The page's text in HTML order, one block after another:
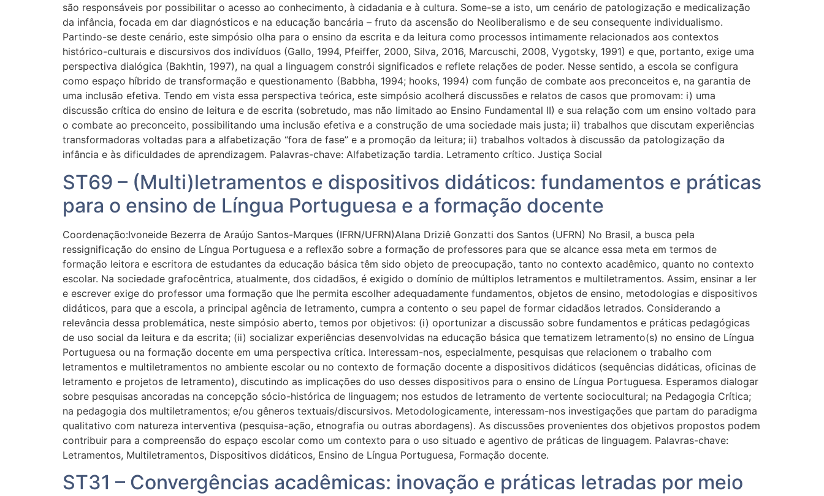
são responsáveis por possibilitar o acesso ao conhecimento, à cidadania e à cultura. Some-se a isto, um cenário de patologização e medicalização
da infância, focada em dar diagnósticos e na educação bancária – fruto da ascensão do Neoliberalismo e de seu consequente individualismo.
Partindo-se deste cenário, este simpósio olha para o ensino da escrita e da leitura como processos intimamente relacionados aos contextos
histórico-culturais e discursivos dos indivíduos (Gallo, 1994, Pfeiffer, 2000, Silva, 2016, Marcuschi, 2008, Vygotsky, 1991) e que, portanto, exige uma
perspectiva dialógica (Bakhtin, 1997), na qual a linguagem constrói significados e reflete relações de poder. Nesse sentido, a escola se configura
como espaço híbrido de transformação e questionamento (Babbha, 1994; hooks, 1994) com função de combate aos preconceitos e, na garantia de
uma inclusão efetiva. Tendo em vista essa perspectiva teórica, este simpósio acolherá discussões e relatos de casos que promovam: i) uma
discussão crítica do ensino de leitura e de escrita (sobretudo, mas não limitado ao Ensino Fundamental II) e sua relação com um ensino voltado para
o combate ao preconceito, possibilitando uma inclusão efetiva e a construção de uma sociedade mais justa; ii) trabalhos que discutam experiências
transformadoras voltadas para a alfabetização “fora de fase” e a promoção da leitura; ii) trabalhos voltados à discussão da patologização da
infância e às dificuldades de aprendizagem. Palavras-chave: Alfabetização tardia. Letramento crítico. Justiça Social
ST69 – (Multi)letramentos e dispositivos didáticos: fundamentos e práticas
para o ensino de Língua Portuguesa e a formação docente
Coordenação:Ivoneide Bezerra de Araújo Santos-Marques (IFRN/UFRN)Alana Driziê Gonzatti dos Santos (UFRN) No Brasil, a busca pela
ressignificação do ensino de Língua Portuguesa e a reflexão sobre a formação de professores para que se alcance essa meta em termos de
formação leitora e escritora de estudantes da educação básica têm sido objeto de preocupação, tanto no contexto acadêmico, quanto no contexto
escolar. Na sociedade grafocêntrica, atualmente, dos cidadãos, é exigido o domínio de múltiplos letramentos e multiletramentos. Assim, ensinar a ler
e escrever exige do professor uma formação que lhe permita escolher adequadamente fundamentos, objetos de ensino, metodologias e dispositivos
didáticos, para que a escola, a principal agência de letramento, cumpra a contento o seu papel de formar cidadãos letrados. Considerando a
relevância dessa problemática, neste simpósio aberto, temos por objetivos: (i) oportunizar a discussão sobre fundamentos e práticas pedagógicas
de uso social da leitura e da escrita; (ii) socializar experiências desenvolvidas na educação básica que tematizem letramento(s) no ensino de Língua
Portuguesa ou na formação docente em uma perspectiva crítica. Interessam-nos, especialmente, pesquisas que relacionem o trabalho com
letramentos e multiletramentos no ambiente escolar ou no contexto de formação docente a dispositivos didáticos (sequências didáticas, oficinas de
letramento e projetos de letramento), discutindo as implicações do uso desses dispositivos para o ensino de Língua Portuguesa. Esperamos dialogar
sobre pesquisas ancoradas na concepção sócio-histórica de linguagem; nos estudos de letramento de vertente sociocultural; na Pedagogia Crítica;
na pedagogia dos multiletramentos; e/ou gêneros textuais/discursivos. Metodologicamente, interessam-nos investigações que partam do paradigma
qualitativo com natureza interventiva (pesquisa-ação, etnografia ou outras abordagens). As discussões provenientes dos objetivos propostos podem
contribuir para a compreensão do espaço escolar como um contexto para o uso situado e agentivo de práticas de linguagem. Palavras-chave:
Letramentos, Multiletramentos, Dispositivos didáticos, Ensino de Língua Portuguesa, Formação docente.
ST31 – Convergências acadêmicas: inovação e práticas letradas por meio